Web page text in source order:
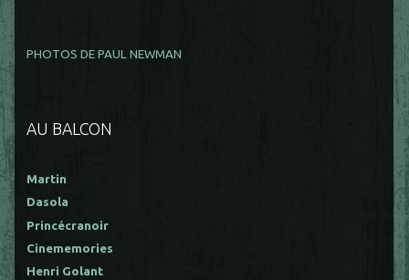
PHOTOS DE PAUL NEWMAN
AU BALCON
Martin
Dasola
Princécranoir
Cinememories
Henri Golant